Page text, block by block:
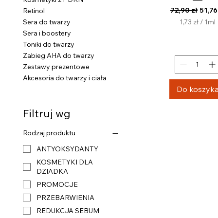
Retinol
Sera do twarzy
Sera i boostery
Toniki do twarzy
Zabieg AHA do twarzy
Zestawy prezentowe
Akcesoria do twarzy i ciała
Filtruj wg
Rodzaj produktu
ANTYOKSYDANTY
KOSMETYKI DLA
DZIADKA
PROMOCJE
PRZEBARWIENIA
REDUKCJA SEBUM
Regularna
72,90 zł 51,76
1,73 zł / 1ml
3
ł
Do koszyka